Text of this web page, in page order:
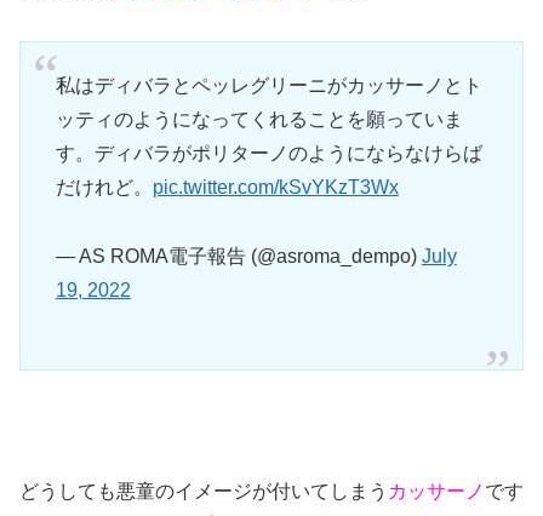
私はディバラとペッレグリーニがカッサーノとト
ッティのようになってくれることを願っていま
す。ディバラがポリターノのようにならなけらば
だけれど。 pic.twitter.com/kSvYKzT3Wx
— AS ROMA電子報告 (@asroma_dempo) July
19, 2022
どうしても悪童のイメージが付いてしまう カッサーノ です